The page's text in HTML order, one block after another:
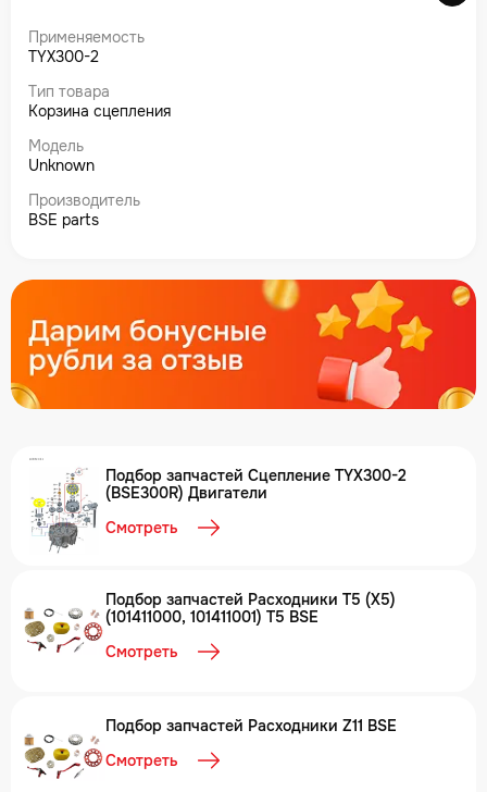
Применяемость
TYX300-2
Тип товара
Корзина сцепления
Модель
Unknown
Производитель
BSE parts
Подбор запчастей Сцепление TYX300-2
(BSE300R) Двигатели
Смотреть
Подбор запчастей Расходники T5 (X5)
(101411000, 101411001) T5 BSE
Смотреть
Подбор запчастей Расходники Z11 BSE
Смотреть